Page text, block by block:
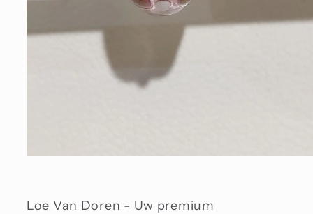
modaal
Loe Van Doren - Uw premium